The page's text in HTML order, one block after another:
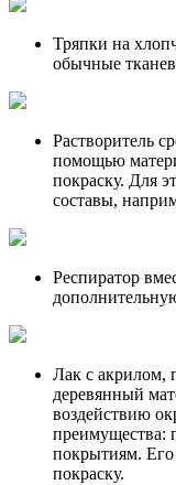
Тряпки на
обычные
Растворитель
помощью
покраску. Для
составы,
Респиратор
Лак с акрилом,
деревянный
воздействию
преимущества:
покрытиям.
покраску.